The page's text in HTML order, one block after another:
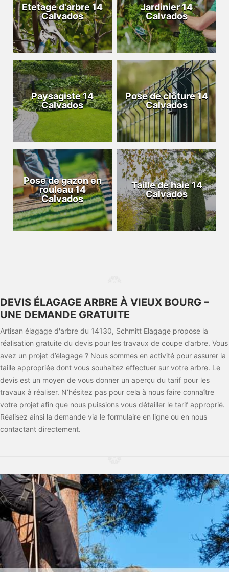
Etetage d'arbre 14
Calvados
Jardinier 14
Calvados
Paysagiste 14
Calvados
Pose de clôture 14
Calvados
Pose de gazon en
rouleau 14
Calvados
Taille de haie 14
Calvados
DEVIS ÉLAGAGE ARBRE À VIEUX BOURG –
UNE DEMANDE GRATUITE
Artisan élagage d'arbre du 14130, Schmitt Elagage propose la
réalisation gratuite du devis pour les travaux de coupe d’arbre. Vous
avez un projet d’élagage ? Nous sommes en activité pour assurer la
taille appropriée dont vous souhaitez effectuer sur votre arbre. Le
devis est un moyen de vous donner un aperçu du tarif pour les
travaux à réaliser. N’hésitez pas pour cela à nous faire connaître
votre projet afin que nous puissions vous détailler le tarif approprié.
Réalisez ainsi la demande via le formulaire en ligne ou en nous
contactant directement.